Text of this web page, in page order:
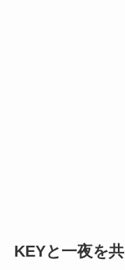
KEYと一夜を